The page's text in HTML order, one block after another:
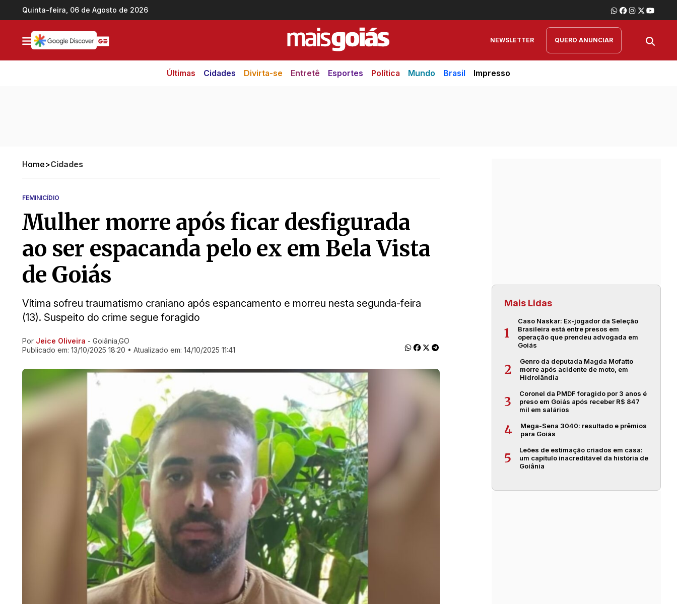
Ir direto pro conteúdo
Quinta-feira, 06 de Agosto de 2026
NEWSLETTER QUERO ANUNCIAR
Últimas Cidades Divirta-se Entretê Esportes Política Mundo Brasil Impresso
Home>Cidades
FEMINICÍDIO
Mulher morre após ficar desfigurada
ao ser espacanda pelo ex em Bela Vista
de Goiás
Vítima sofreu traumatismo craniano após espancamento e morreu nesta segunda-feira
(13). Suspeito do crime segue foragido
Ir direto pra matéria
Por Jeice Oliveira - Goiânia,GO
Publicado em: 13/10/2025 18:20 • Atualizado em: 14/10/2025 11:41
Mais Lidas
1
Caso Naskar: Ex-jogador da Seleção
Brasileira está entre presos em
operação que prendeu advogada em
Goiás
2
Genro da deputada Magda Mofatto
morre após acidente de moto, em
Hidrolândia
3
Coronel da PMDF foragido por 3 anos é
preso em Goiás após receber R$ 847
mil em salários
4
Mega-Sena 3040: resultado e prêmios
para Goiás
5
Leões de estimação criados em casa:
um capítulo inacreditável da história de
Goiânia